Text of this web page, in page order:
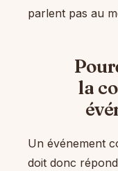
parlent pas au
la
Un événement
doit donc